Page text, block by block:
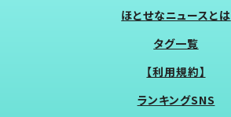
ほとせなニュースとは
タグ一覧
【利用規約】
ランキングSNS